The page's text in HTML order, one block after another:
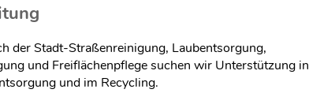
der Stadt-Straßenreinigung, Laubentsorgung,
und Freiflächenpflege suchen wir Unterstützung in
und im Recycling.